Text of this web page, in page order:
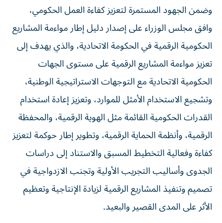
وضمن الجهود المستمرة لتعزيز كفاءة العمل الحكومي،
وافق مجلس الوزراء على إصدار دليل إطار مواءمة المشاريع
الحكومية الرقمية في الحكومة الاتحادية، والذي يهدف إلى
تعزيز مواءمة المشاريع الرقمية على مستوى الجهات
الحكومية الاتحادية مع التوجهات الاستراتيجية الوطنية،
وتشجيع الاستخدام الأمثل للموارد، وتعزيز إعادة استخدام
القدرات الحكومية القائمة مثل الهوية الرقمية، والمحفظة
الرقمية، وأنظمة الحماية الرقمية، وتطوير إطار حوكمة لتعزيز
كفاءة وفعالية التخطيط المسبق والاستناد إلى دراسات
الجدوى وأساليب التجريب الأولية وتجنب الازدواجية في
تصميم وتنفيذ المشاريع الرقمية لزيادة الإنتاجية وتعظيم
الأثر على المدى القصير والبعيد.